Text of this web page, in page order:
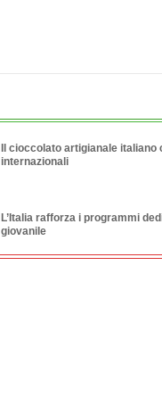
Il cioccolato artigianale
internazionali
L’Italia rafforza i programmi
giovanile